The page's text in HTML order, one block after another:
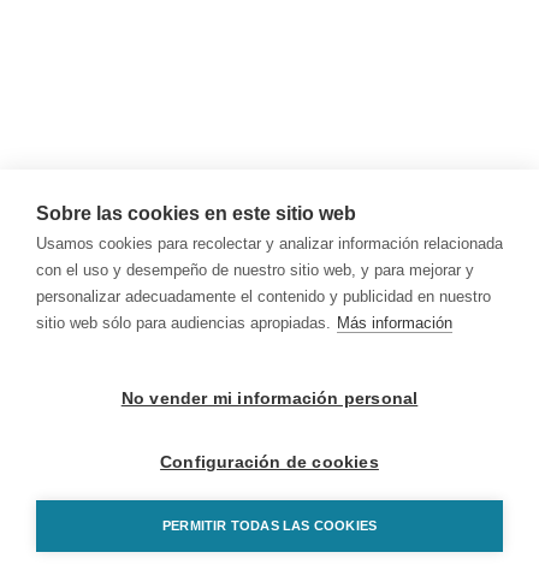
Sobre las cookies en este sitio web
Usamos cookies para recolectar y analizar información relacionada
con el uso y desempeño de nuestro sitio web, y para mejorar y
personalizar adecuadamente el contenido y publicidad en nuestro
sitio web sólo para audiencias apropiadas. Más información
No vender mi información personal
Configuración de cookies
PERMITIR TODAS LAS COOKIES